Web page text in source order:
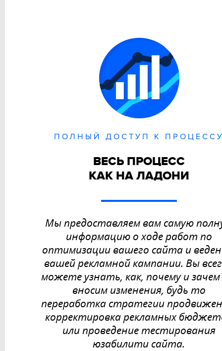
ПОЛНЫЙ ДОСТУП К
ВЕСЬ ПРОЦЕСС
КАК НА ЛАДОНИ
Мы предоставляем вам самую
информацию о ходе работ по
оптимизации вашего сайта и
вашей рекламной кампании. Вы
можете узнать, как, почему и
вносим изменения, будь то
переработка стратегии
корректировка рекламных
или проведение тестирования
юзабилити сайта.